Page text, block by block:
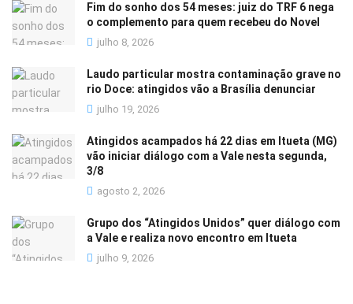
Fim do sonho dos 54 meses: juiz do TRF 6 nega
o complemento para quem recebeu do Novel
julho 8, 2026
Laudo particular mostra contaminação grave no
rio Doce: atingidos vão a Brasília denunciar
julho 19, 2026
Atingidos acampados há 22 dias em Itueta (MG)
vão iniciar diálogo com a Vale nesta segunda,
3/8
agosto 2, 2026
Grupo dos “Atingidos Unidos” quer diálogo com
a Vale e realiza novo encontro em Itueta
julho 9, 2026